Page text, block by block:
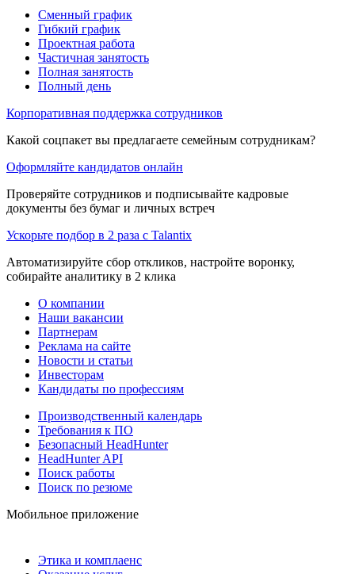
Сменный график
Гибкий график
Проектная работа
Частичная занятость
Полная занятость
Полный день
Корпоративная поддержка сотрудников
Какой соцпакет вы предлагаете семейным сотрудникам?
Оформляйте кандидатов онлайн
Проверяйте сотрудников и подписывайте кадровые
документы без бумаг и личных встреч
Ускорьте подбор в 2 раза с Talantix
Автоматизируйте сбор откликов, настройте воронку,
собирайте аналитику в 2 клика
О компании
Наши вакансии
Партнерам
Реклама на сайте
Новости и статьи
Инвесторам
Кандидаты по профессиям
Производственный календарь
Требования к ПО
Безопасный HeadHunter
HeadHunter API
Поиск работы
Поиск по резюме
Мобильное приложение
Этика и комплаенс